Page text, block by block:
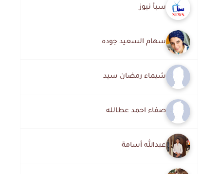
سبأ نيوز
سهام السعيد جوده
شيماء رمضان سيد
صفاء احمد عطالله
عبدالله أسامة